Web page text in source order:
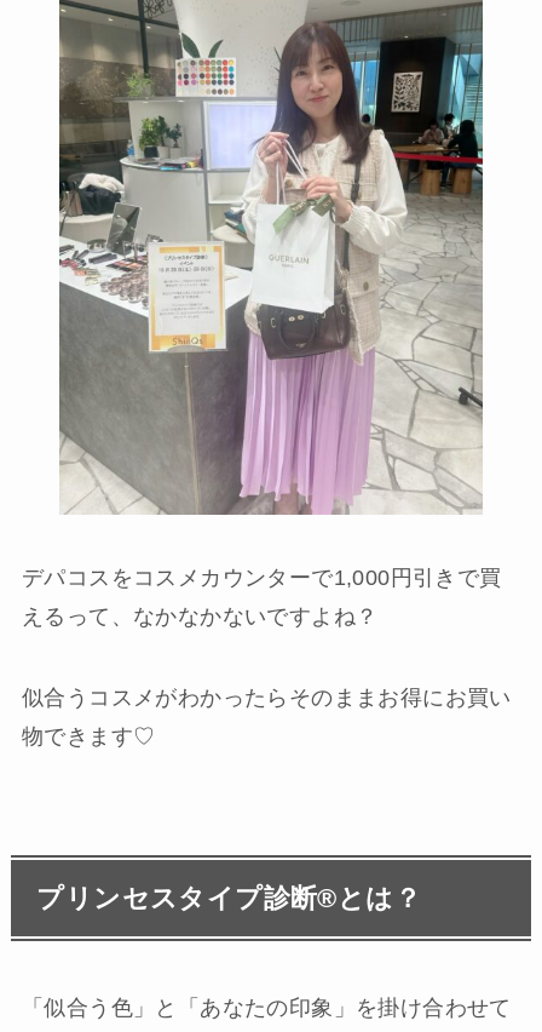
デパコスをコスメカウンターで1,000円引きで買
えるって、なかなかないですよね？
似合うコスメがわかったらそのままお得にお買い
物できます♡
プリンセスタイプ診断®︎とは？
「似合う色」と「あなたの印象」を掛け合わせて